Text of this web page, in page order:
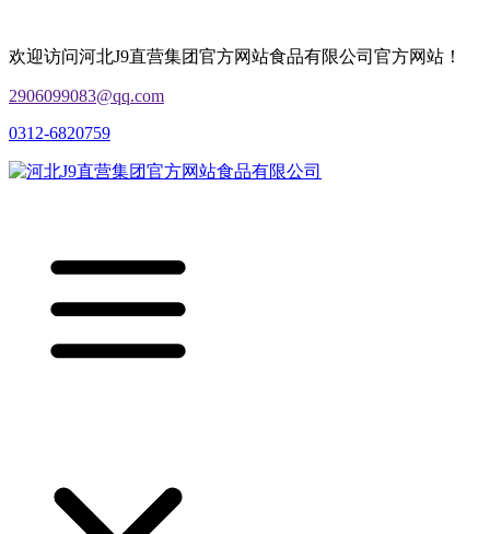
欢迎访问河北J9直营集团官方网站食品有限公司官方网站！
2906099083@qq.com
0312-6820759